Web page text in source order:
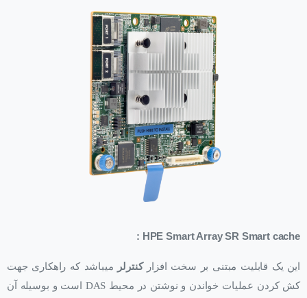
HPE Smart Array SR Smart cache
:
این یک قابلیت مبتنی بر سخت افزارکنترلر
میباشد که راهکاری جهت
کش کردن عملیات خواندن و نوشتن در محیط DAS است و بوسیله آن